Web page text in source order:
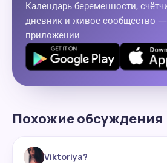
Календарь беременности,
дневник и живое сообщество —
приложении.
Похожие обсуждения
Viktoriya?